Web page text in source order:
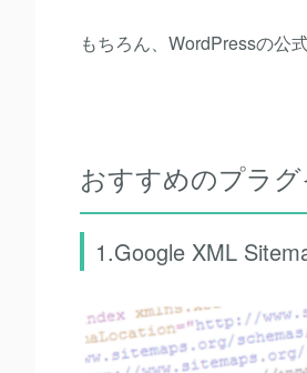
もちろん、WordPressの公
おすすめのプラ
1.Google XML